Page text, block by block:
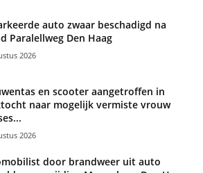
auto zwaar beschadigd na
Paralellweg Den Haag
2026
en scooter aangetroffen in
naar mogelijk vermiste vrouw
2026
door brandweer uit auto